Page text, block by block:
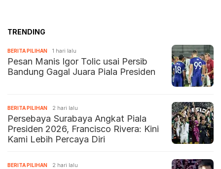
TRENDING
BERITA PILIHAN 1 hari lalu
Pesan Manis Igor Tolic usai Persib
Bandung Gagal Juara Piala Presiden
BERITA PILIHAN 2 hari lalu
Persebaya Surabaya Angkat Piala
Presiden 2026, Francisco Rivera: Kini
Kami Lebih Percaya Diri
BERITA PILIHAN 2 hari lalu